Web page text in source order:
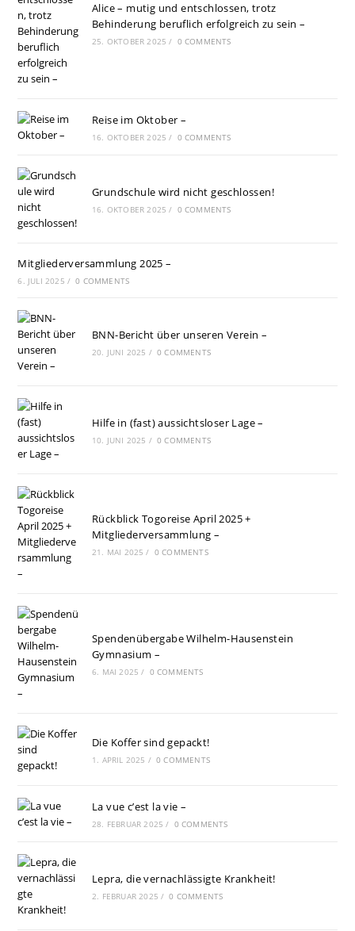
Alice – mutig und entschlossen, trotz
Behinderung beruflich erfolgreich zu sein –
25. OKTOBER 2025 / 0 COMMENTS
Reise im Oktober –
16. OKTOBER 2025 / 0 COMMENTS
Grundschule wird nicht geschlossen!
16. OKTOBER 2025 / 0 COMMENTS
Mitgliederversammlung 2025 –
6. JULI 2025 / 0 COMMENTS
BNN-Bericht über unseren Verein –
20. JUNI 2025 / 0 COMMENTS
Hilfe in (fast) aussichtsloser Lage –
10. JUNI 2025 / 0 COMMENTS
Rückblick Togoreise April 2025 +
Mitgliederversammlung –
21. MAI 2025 / 0 COMMENTS
Spendenübergabe Wilhelm-Hausenstein
Gymnasium –
6. MAI 2025 / 0 COMMENTS
Die Koffer sind gepackt!
1. APRIL 2025 / 0 COMMENTS
La vue c’est la vie –
28. FEBRUAR 2025 / 0 COMMENTS
Lepra, die vernachlässigte Krankheit!
2. FEBRUAR 2025 / 0 COMMENTS